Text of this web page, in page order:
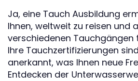
Ja, eine Tauch Ausbildung
Ihnen, weltweit zu reisen und
verschiedenen Tauchgängen
Ihre Tauchzertifizierungen
anerkannt, was Ihnen neue
Entdecken der